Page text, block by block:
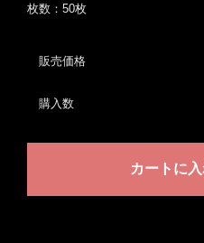
枚数：50枚
販売価格
購入数